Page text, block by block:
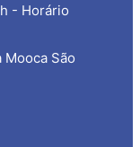
- Horário
Mooca São